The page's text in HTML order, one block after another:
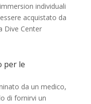
individuali
acquistato da
Dive Center
per le
da un medico,
di fornirvi un